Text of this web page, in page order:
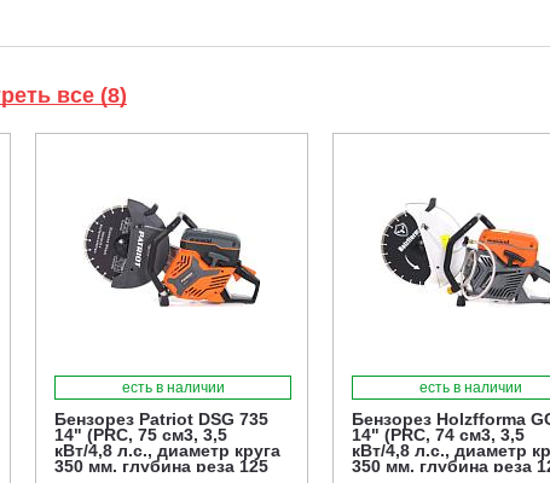
все (8)
есть в наличии
Бензорез Patriot DSG 735
14" (PRC, 75 см3, 3,5
кВт/4,8 л.с., диаметр круга
350 мм, глубина реза 125
есть в наличии
Бензорез Holzfforma
14" (PRC, 74 см3, 3,5
кВт/4,8 л.с., диаметр
350 мм, глубина реза